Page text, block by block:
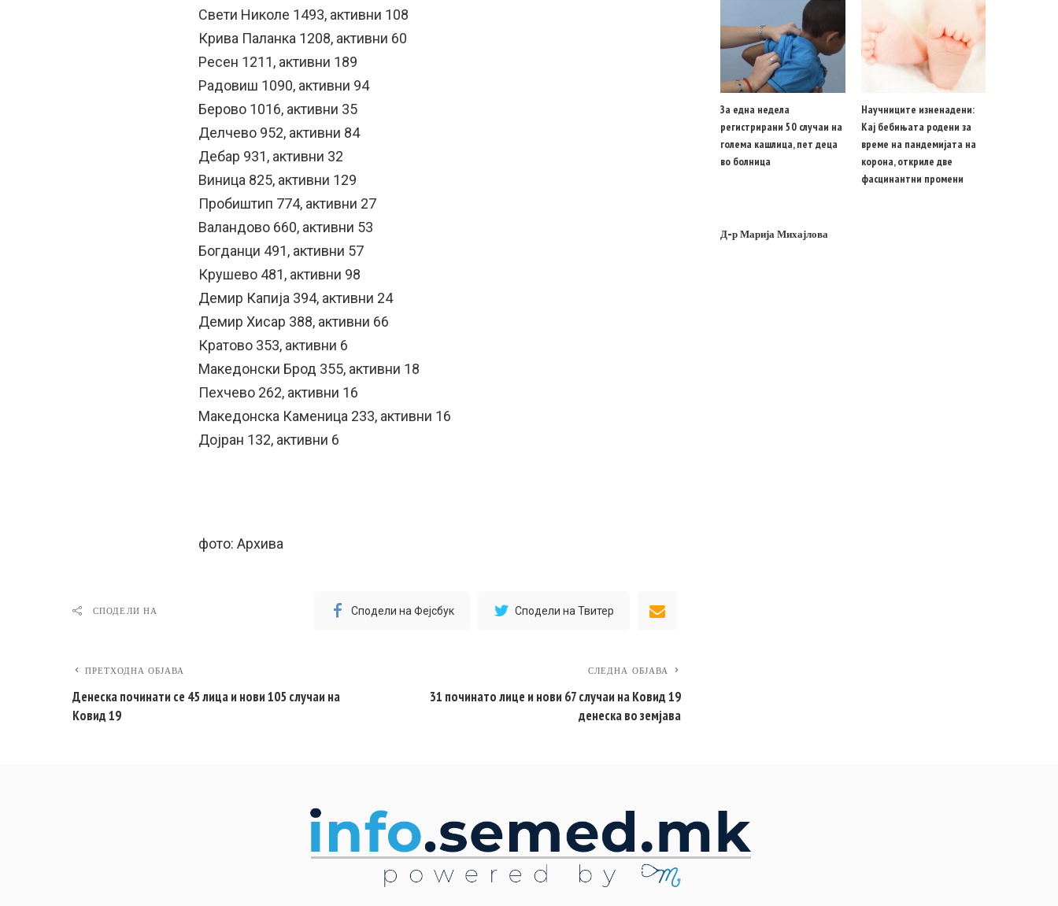
Свети Николе 1493, активни 108
Крива Паланка 1208, активни 60
Ресен 1211, активни 189
Радовиш 1090, активни 94
Берово 1016, активни 35
Делчево 952, активни 84
Дебар 931, активни 32
Виница 825, активни 129
Пробиштип 774, активни 27
Валандово 660, активни 53
Богданци 491, активни 57
Крушево 481, активни 98
Демир Капија 394, активни 24
Демир Хисар 388, активни 66
Кратово 353, активни 6
Македонски Брод 355, активни 18
Пехчево 262, активни 16
Македонска Каменица 233, активни 16
Дојран 132, активни 6
фото: Архива
СПОДЕЛИ НА Сподели на Фејсбук Сподели на Твитер
ПРЕТХОДНА ОБЈАВА
Денеска починати се 45 лица и нови 105 случаи на
Ковид 19
СЛЕДНА ОБЈАВА
31 починато лице и нови 67 случаи на Ковид 19
денеска во земјава
За една недела
регистрирани 50 случаи на
голема кашлица, пет деца
во болница
Научниците изненадени:
Кај бебињата родени за
време на пандемијата на
корона, откриле две
фасцинантни промени
Д-р Марија Михајлова